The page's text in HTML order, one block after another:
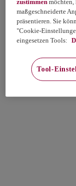
zustimmen möchten,
maßgeschneiderte
präsentieren. Sie
"Cookie-
eingesetzen Tools:
Tool-